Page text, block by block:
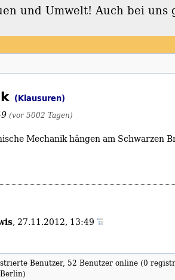
und Umwelt
(Klausuren)
(vor 5002 Tagen)
Mechanik hängen am Schwarzen
, 27.11.2012, 13:49
Benutzer, 52 Benutzer online (0
und Umwelt! Auch bei